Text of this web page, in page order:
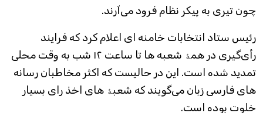
چون تیری به پیکر نظام فرود می‌آرند.
رئیس ستاد انتخابات خامنه ای اعلام کرد که فرایند
رأی‌گیری در همۀ شعبه ها تا ساعت ۱۲ شب به وقت محلی
تمدید شده است. این در حالیست که اکثر مخاطبان رسانه
های فارسی زبان می‌گویند که شعبۀ های اخذ رای بسیار
خلوت بوده است.